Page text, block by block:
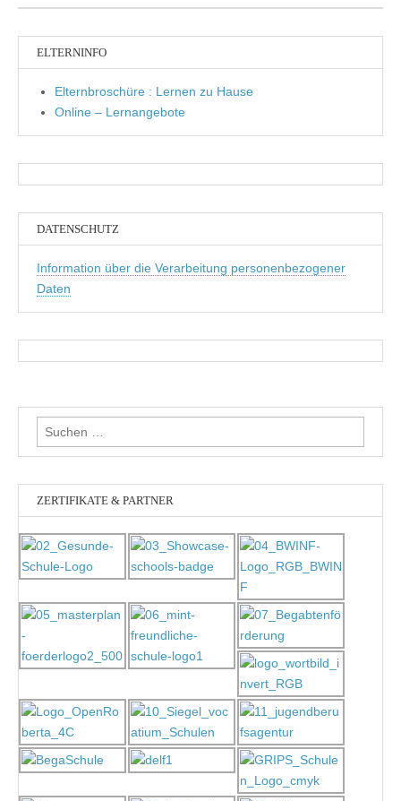
ELTERNINFO
Elternbroschüre : Lernen zu Hause
Online – Lernangebote
DATENSCHUTZ
Information über die Verarbeitung personenbezogener
Daten
Suchen
nach:
ZERTIFIKATE & PARTNER